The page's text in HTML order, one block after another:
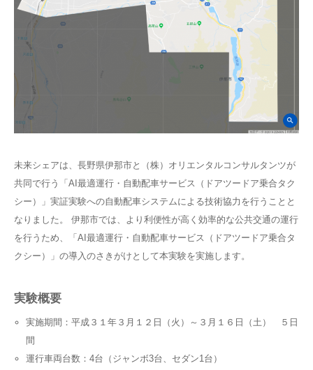
未来シェアは、長野県伊那市と（株）オリエンタルコンサルタンツが
共同で行う「AI最適運行・自動配車サービス（ドアツードア乗合タク
シー）」実証実験への自動配車システムによる技術協力を行うことと
なりました。 伊那市では、より利便性が高く効率的な公共交通の運行
を行うため、「AI最適運行・自動配車サービス（ドアツードア乗合タ
クシー）」の導入のさきがけとして本実験を実施します。
実験概要
実施期間：平成３１年３月１２日（火）～３月１６日（土） ５日
間
運行車両台数：4台（ジャンボ3台、セダン1台）